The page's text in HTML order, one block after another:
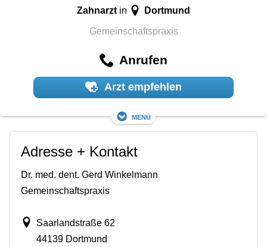
Zahnarztin Dortmund
Gemeinschaftspraxis
Anrufen
Arzt empfehlen
Menü
Adresse + Kontakt
Dr. med. dent. Gerd Winkelmann
Gemeinschaftspraxis
Saarlandstraße 62
44139 Dortmund